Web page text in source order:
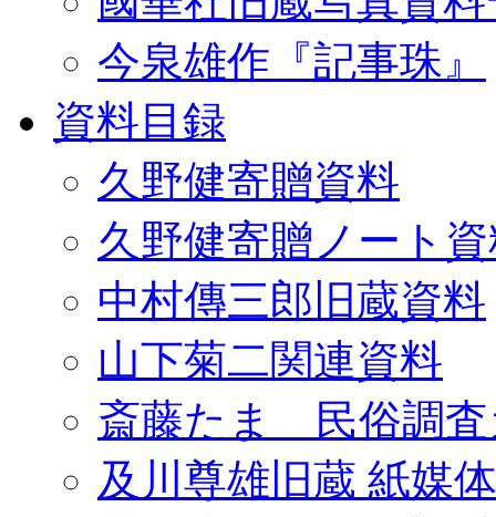
今泉雄作『記事珠』
資料目録
久野健寄贈資料
久野健寄贈ノート
中村傳三郎旧蔵資料
山下菊二関連資料
斎藤たま 民俗調査
及川尊雄旧蔵 紙媒